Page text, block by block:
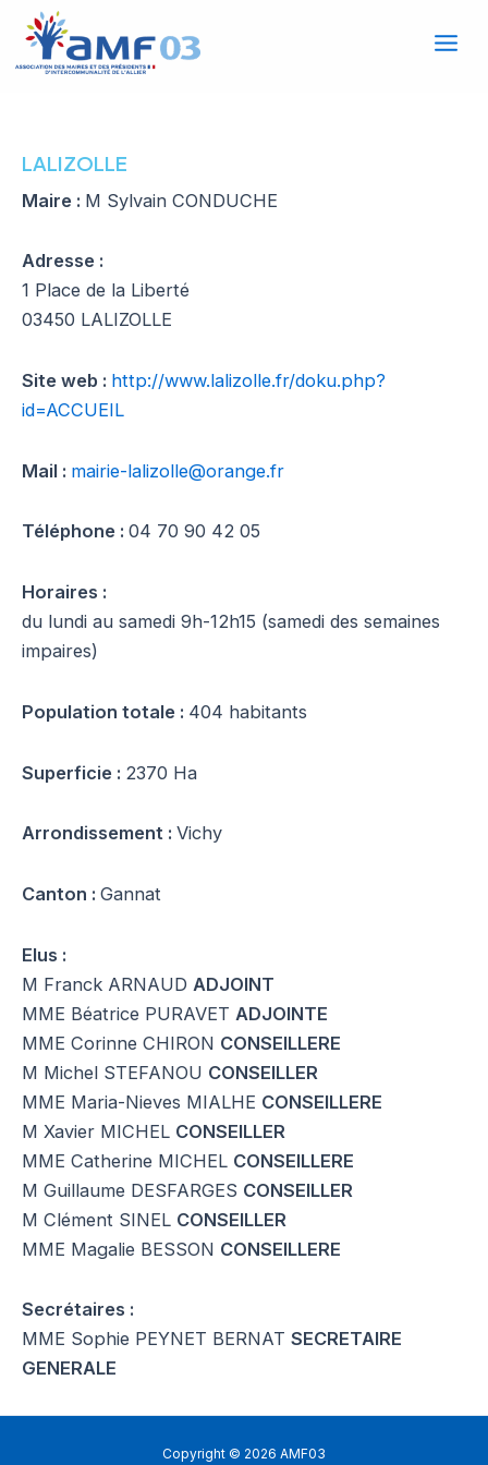
Aller
contenu
LALIZOLLE
Maire : M Sylvain CONDUCHE
Adresse :
1 Place de la Liberté
03450 LALIZOLLE
Site web : http://www.lalizolle.fr/doku.php?
id=ACCUEIL
Mail : mairie-lalizolle@orange.fr
Téléphone : 04 70 90 42 05
Horaires :
du lundi au samedi 9h-12h15 (samedi des semaines
impaires)
Population totale : 404 habitants
Superficie : 2370 Ha
Arrondissement : Vichy
Canton : Gannat
Elus :
M Franck ARNAUD ADJOINT
MME Béatrice PURAVET ADJOINTE
MME Corinne CHIRON CONSEILLERE
M Michel STEFANOU CONSEILLER
MME Maria-Nieves MIALHE CONSEILLERE
M Xavier MICHEL CONSEILLER
MME Catherine MICHEL CONSEILLERE
M Guillaume DESFARGES CONSEILLER
M Clément SINEL CONSEILLER
MME Magalie BESSON CONSEILLERE
Secrétaires :
MME Sophie PEYNET BERNAT SECRETAIRE
GENERALE
Copyright © 2026 AMF03